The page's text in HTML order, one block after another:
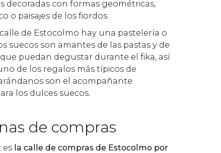
decoradas con formas geométricas,
o paisajes de los fiordos.
de Estocolmo hay una pastelería o
suecos son amantes de las pastas y de
puedan degustar durante el fika, así
de los regalos más típicos de
son el acompañante
los dulces suecos.
de compras
: es la calle de compras de Estocolmo por